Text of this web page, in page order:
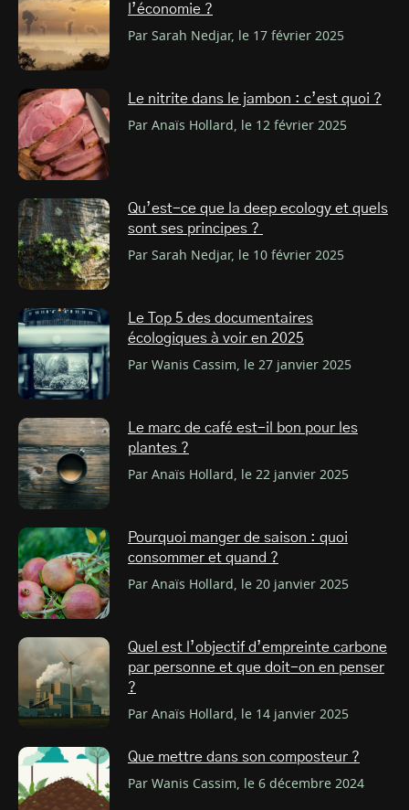
l’économie ?
Par Sarah Nedjar, le 17 février 2025
Le nitrite dans le jambon : c’est quoi ?
Par Anaïs Hollard, le 12 février 2025
Qu’est-ce que la deep ecology et quels
sont ses principes ?
Par Sarah Nedjar, le 10 février 2025
Le Top 5 des documentaires
écologiques à voir en 2025
Par Wanis Cassim, le 27 janvier 2025
Le marc de café est-il bon pour les
plantes ?
Par Anaïs Hollard, le 22 janvier 2025
Pourquoi manger de saison : quoi
consommer et quand ?
Par Anaïs Hollard, le 20 janvier 2025
Quel est l’objectif d’empreinte carbone
par personne et que doit-on en penser
?
Par Anaïs Hollard, le 14 janvier 2025
Que mettre dans son composteur ?
Par Wanis Cassim, le 6 décembre 2024